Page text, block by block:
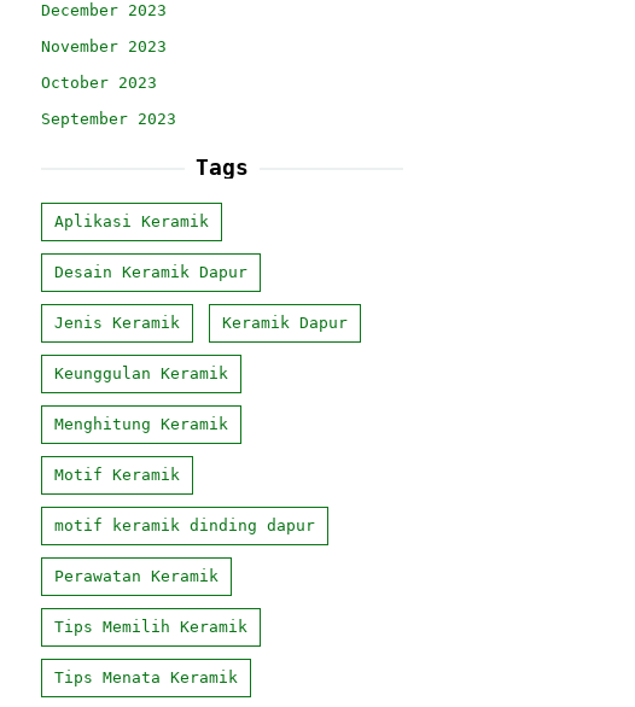
December 2023
November 2023
October 2023
September 2023
Tags
Aplikasi Keramik
Desain Keramik Dapur
Jenis Keramik Keramik Dapur
Keunggulan Keramik
Menghitung Keramik
Motif Keramik
motif keramik dinding dapur
Perawatan Keramik
Tips Memilih Keramik
Tips Menata Keramik